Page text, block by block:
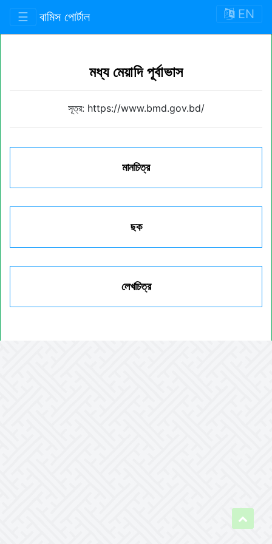
☰ বামিস পোর্টাল EN
মধ্য মেয়াদি পূর্বাভাস
সূত্র: https://www.bmd.gov.bd/
মানচিত্র
ছক
লেখচিত্র